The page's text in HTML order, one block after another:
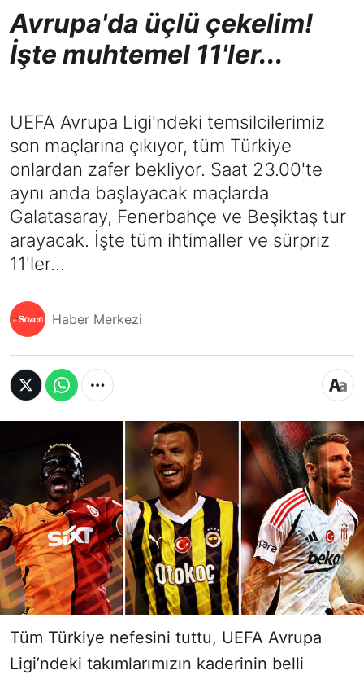
Avrupa'da üçlü çekelim!
İşte muhtemel 11'ler...
UEFA Avrupa Ligi'ndeki temsilcilerimiz
son maçlarına çıkıyor, tüm Türkiye
onlardan zafer bekliyor. Saat 23.00'te
aynı anda başlayacak maçlarda
Galatasaray, Fenerbahçe ve Beşiktaş tur
arayacak. İşte tüm ihtimaller ve sürpriz
11'ler...
Haber Merkezi
Tüm Türkiye nefesini tuttu, UEFA Avrupa
Ligi’ndeki takımlarımızın kaderinin belli